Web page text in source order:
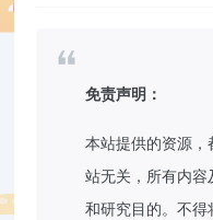
免责声明：
本站提供的资源
站无关，所有内
和研究目的。不